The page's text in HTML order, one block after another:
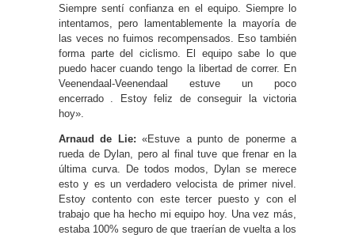
Siempre sentí confianza en el equipo. Siempre lo
intentamos, pero lamentablemente la mayoría de
las veces no fuimos recompensados. Eso también
forma parte del ciclismo. El equipo sabe lo que
puedo hacer cuando tengo la libertad de correr. En
Veenendaal-Veenendaal estuve un poco
encerrado . Estoy feliz de conseguir la victoria
hoy».
Arnaud de Lie: «Estuve a punto de ponerme a
rueda de Dylan, pero al final tuve que frenar en la
última curva. De todos modos, Dylan se merece
esto y es un verdadero velocista de primer nivel.
Estoy contento con este tercer puesto y con el
trabajo que ha hecho mi equipo hoy. Una vez más,
estaba 100% seguro de que traerían de vuelta a los